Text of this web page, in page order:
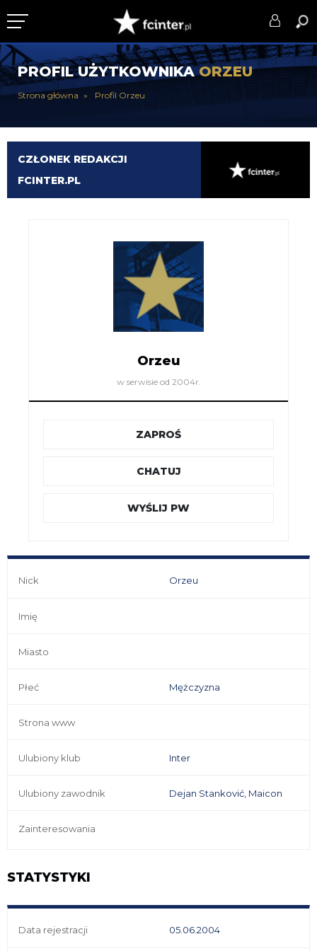
KLUB
DRUŻYNA
DLA TIFOSICH
PROFIL UŻYTKOWNIKAORZEU
Strona główna Profil Orzeu
CZŁONEK REDAKCJI
FCINTER.PL
Orzeu
w serwisie od 2004r.
ZAPROŚ
CHATUJ
WYŚLIJ PW
Nick Orzeu
Imię
Miasto
Płeć Mężczyzna
Strona www
Ulubiony klub Inter
Ulubiony zawodnik Dejan Stanković, Maicon
Zainteresowania
STATYSTYKI
Data rejestracji 05.06.2004